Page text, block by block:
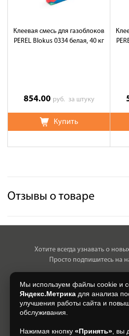
Клеевая смесь для газоблоков
PEREL Blokus 0334 белая, 40 кг
854.00 руб. за штуку
Купить
Отзывы о товаре
Хотите всегда узнавать о
Просто подпишитесь на
Нажимая на кнопку, я даю свое согласие на
персональных данных, на условиях и для
Мы используем файлы cookie и
Яндекс.Метрика для анализа
улучшения работы сайта и
обслуживания.
Нажимая кнопку «Принять» , вы